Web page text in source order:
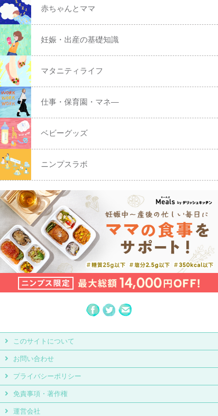
赤ちゃんとママ
妊娠・出産の基礎知識
マタニティライフ
仕事・保育園・マネ―
ベビーグッズ
ニンプスラボ
このサイトについて
お問い合わせ
プライバシーポリシー
免責事項・著作権
運営会社